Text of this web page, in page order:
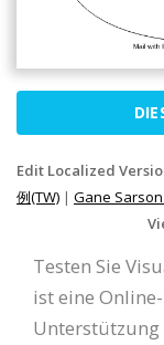
Edit Localized
例(TW) | Gane Sarson
Testen Sie
ist eine
Unterstützung